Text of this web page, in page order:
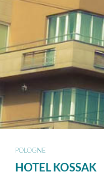
POLOGNE
HOTEL KOSSAK